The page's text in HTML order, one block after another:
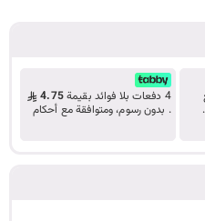
ا 4 دفعات بلا فوائد بقيمة
4.75
. بدون رسوم، ومتوافقة مع أحكام